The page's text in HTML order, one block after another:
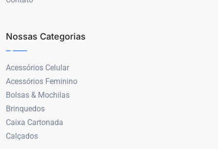
Nossas Categorias
Acessórios Celular
Acessórios Feminino
Bolsas & Mochilas
Brinquedos
Caixa Cartonada
Calçados